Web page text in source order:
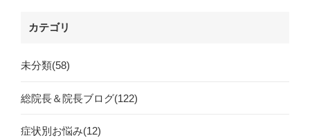
カテゴリ
未分類(58)
総院長＆院長ブログ(122)
症状別お悩み(12)